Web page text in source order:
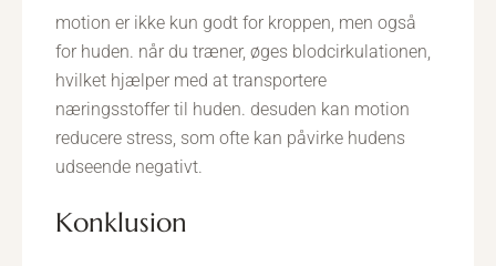
motion er ikke kun godt for kroppen, men også
for huden. når du træner, øges blodcirkulationen,
hvilket hjælper med at transportere
næringsstoffer til huden. desuden kan motion
reducere stress, som ofte kan påvirke hudens
udseende negativt.
konklusion